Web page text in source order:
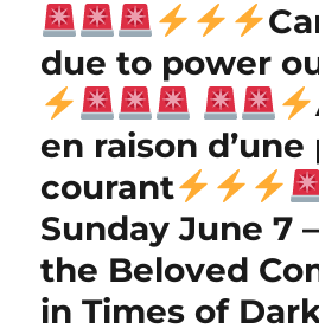
due to power
en raison
courant
Sunday June 7
the Beloved
in Times of